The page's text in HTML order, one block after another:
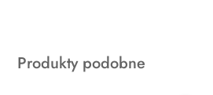
Produkty
Produkty podobne